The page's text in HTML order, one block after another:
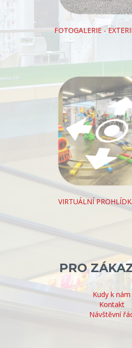
FOTOGALERIE -
VIRTUÁLNÍ
PRO
Kudy k nám
Kontakt
Návštěvní